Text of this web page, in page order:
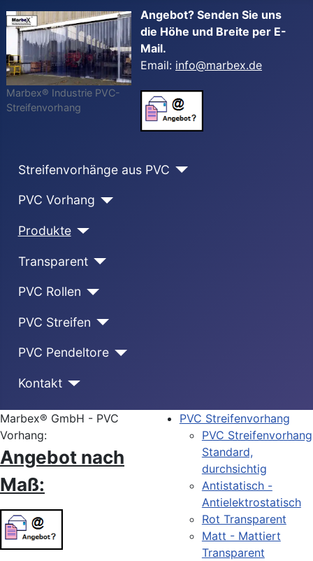
Marbex® Industrie PVC-
Streifenvorhang
Angebot? Senden Sie uns
die Höhe und Breite per E-
Mail.
Email: info@marbex.de
Streifenvorhänge aus PVC
PVC Vorhang
Produkte
Transparent
PVC Rollen
PVC Streifen
PVC Pendeltore
Kontakt
Marbex® GmbH - PVC
Vorhang:
Angebot nach
Maß:
PVC Streifenvorhang
PVC Streifenvorhang
Standard,
durchsichtig
Antistatisch -
Antielektrostatisch
Rot Transparent
Matt - Mattiert
Transparent